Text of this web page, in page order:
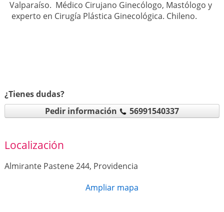
Valparaíso. Médico Cirujano Ginecólogo, Mastólogo y
experto en Cirugía Plástica Ginecológica. Chileno.
¿Tienes dudas?
Pedir información
56991540337
Localización
Almirante Pastene 244, Providencia
Ampliar mapa